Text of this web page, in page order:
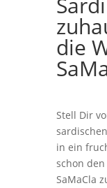
die
Stell Dir
in ein
schon
SaMaCla